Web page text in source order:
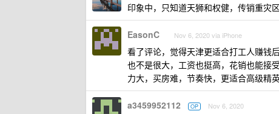
印象中，只知道天狮和权健，传销重灾区
EasonC Nov 6, 2020 via iPhone
看了评论，觉得天津更适合打工人赚钱
也不是很大，工资也挺高，花销也能接
力大，买房难，节奏快，更适合高级精
a3459952112 OP Nov 6, 2020